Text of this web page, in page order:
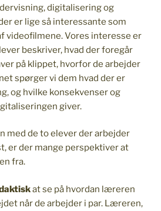
digitalisering og
er lige så interessante som
videofilmene. Vores interesse er
beskriver, hvad der foregår
på klippet, hvorfor de arbejder
spørger vi dem hvad der er
og hvilke konsekvenser og
giver.
med de to elever der arbejder
er der mange perspektiver at
fra.
at se på hvordan læreren
når de arbejder i par. Læreren,